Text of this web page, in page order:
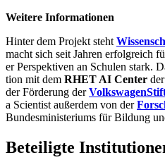
Weit­ere Informationen
Hinter dem Pro­jekt steht
macht sich seit Jahren erfol­greich
er Per­spekt­iven an Schu­len stark.
tion mit dem RHET AI Cen­ter
der För­der­ung der
a Sci­ent­ist außer­dem von der
Bundesmin­is­teri­ums für Bildung
Beteiligte